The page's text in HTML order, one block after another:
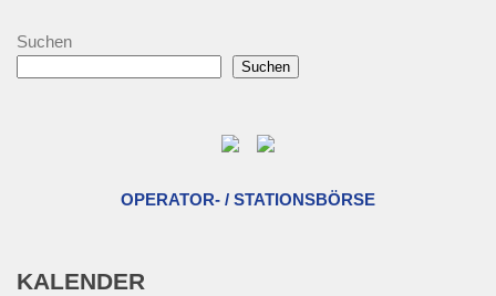
Suchen
Suchen
OPERATOR- / STATIONSBÖRSE
KALENDER